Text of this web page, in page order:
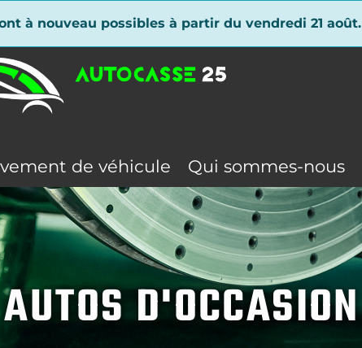
à nouveau possibles à partir du vendredi 21 août.
de véhicule Qui sommes-nous
D'OCCASION